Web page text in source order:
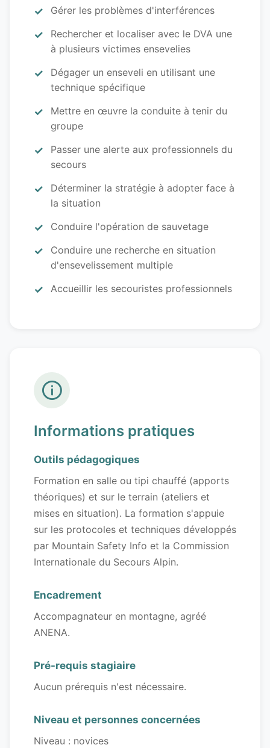
Gérer les problèmes d'interférences
Rechercher et localiser avec le DVA une
à plusieurs victimes ensevelies
Dégager un enseveli en utilisant une
technique spécifique
Mettre en œuvre la conduite à tenir du
groupe
Passer une alerte aux professionnels du
secours
Déterminer la stratégie à adopter face à
la situation
Conduire l'opération de sauvetage
Conduire une recherche en situation
d'ensevelissement multiple
Accueillir les secouristes professionnels
Informations pratiques
Outils pédagogiques
Formation en salle ou tipi chauffé (apports
théoriques) et sur le terrain (ateliers et
mises en situation). La formation s'appuie
sur les protocoles et techniques développés
par Mountain Safety Info et la Commission
Internationale du Secours Alpin.
Encadrement
Accompagnateur en montagne, agréé
ANENA.
Pré-requis stagiaire
Aucun prérequis n'est nécessaire.
Niveau et personnes concernées
Niveau : novices